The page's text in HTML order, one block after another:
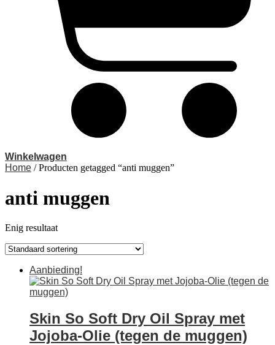
Winkelwagen
Home / Producten getagged “anti muggen”
anti muggen
Enig resultaat
Aanbieding!
Skin So Soft Dry Oil Spray met
Jojoba-Olie (tegen de muggen)